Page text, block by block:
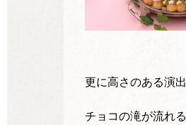
更に高さのある演
チョコの滝が流れ